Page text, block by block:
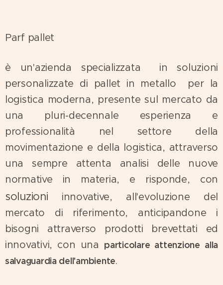
Parf pallet
è un'azienda specializzata in soluzioni
personalizzate di pallet in metallo per la
logistica moderna, presente sul mercato da
una pluri-decennale esperienza e
professionalità nel settore della
movimentazione e della logistica, attraverso
una sempre attenta analisi delle nuove
normative in materia, e risponde, con
soluzioni innovative, all'evoluzione del
mercato di riferimento, anticipandone i
bisogni attraverso prodotti brevettati ed
innovativi, con una particolare attenzione alla
salvaguardia dell'ambiente.